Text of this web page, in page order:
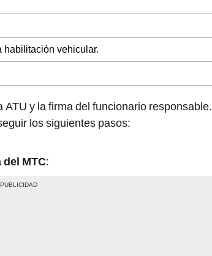
habilitación vehicular.
y la firma del funcionario responsable​.
los siguientes pasos:
MTC: